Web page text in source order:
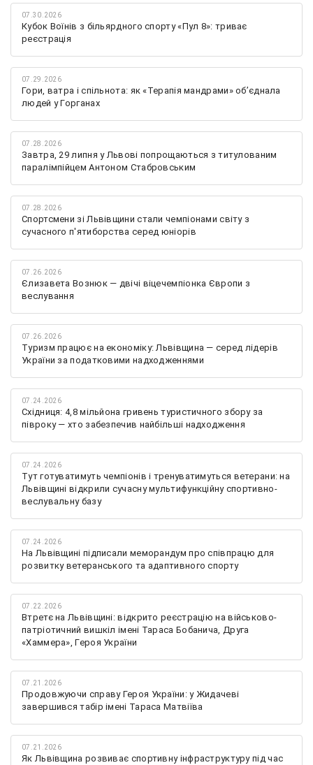
07.30.2026
Кубок Воїнів з більярдного спорту «Пул 8»: триває
реєстрація
07.29.2026
Гори, ватра і спільнота: як «Терапія мандрами» об’єднала
людей у Горганах
07.28.2026
Завтра, 29 липня у Львові попрощаються з титулованим
паралімпійцем Антоном Стабровським
07.28.2026
Спортсмени зі Львівщини стали чемпіонами світу з
сучасного п'ятиборства серед юніорів
07.26.2026
Єлизавета Вознюк — двічі віцечемпіонка Європи з
веслування
07.26.2026
Туризм працює на економіку: Львівщина — серед лідерів
України за податковими надходженнями
07.24.2026
Східниця: 4,8 мільйона гривень туристичного збору за
півроку — хто забезпечив найбільші надходження
07.24.2026
Тут готуватимуть чемпіонів і тренуватимуться ветерани: на
Львівщині відкрили сучасну мультифункційну спортивно-
веслувальну базу
07.24.2026
На Львівщині підписали меморандум про співпрацю для
розвитку ветеранського та адаптивного спорту
07.22.2026
Втретє на Львівщині: відкрито реєстрацію на військово-
патріотичний вишкіл імені Тараса Бобанича, Друга
«Хаммера», Героя України
07.21.2026
Продовжуючи справу Героя України: у Жидачеві
завершився табір імені Тараса Матвіїва
07.21.2026
Як Львівщина розвиває спортивну інфраструктуру під час